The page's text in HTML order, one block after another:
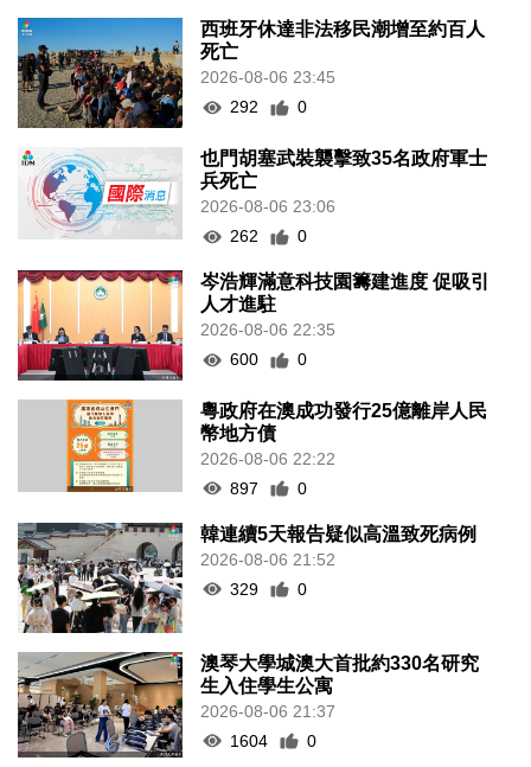
西班牙休達非法移民潮增至約百人
死亡
2026-08-06 23:45
292
0
也門胡塞武裝襲擊致35名政府軍士
兵死亡
2026-08-06 23:06
262
0
岑浩輝滿意科技園籌建進度 促吸引
人才進駐
2026-08-06 22:35
600
0
粵政府在澳成功發行25億離岸人民
幣地方債
2026-08-06 22:22
897
0
韓連續5天報告疑似高溫致死病例
2026-08-06 21:52
329
0
澳琴大學城澳大首批約330名研究
生入住學生公寓
2026-08-06 21:37
1604
0